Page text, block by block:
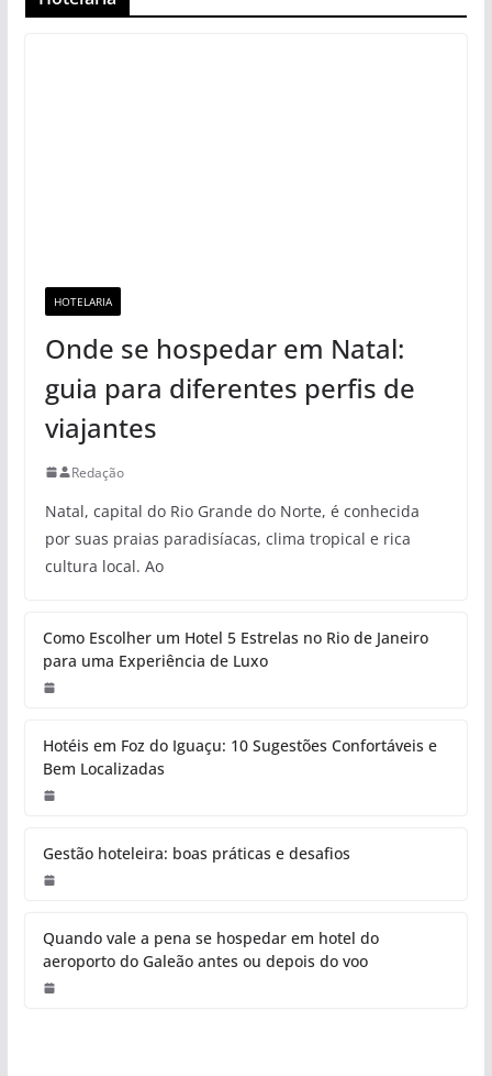
HOTELARIA
Onde se hospedar em Natal:
guia para diferentes perfis de
viajantes
Redação
Natal, capital do Rio Grande do Norte, é conhecida
por suas praias paradisíacas, clima tropical e rica
cultura local. Ao
Como Escolher um Hotel 5 Estrelas no Rio de Janeiro
para uma Experiência de Luxo
Hotéis em Foz do Iguaçu: 10 Sugestões Confortáveis e
Bem Localizadas
Gestão hoteleira: boas práticas e desafios
Quando vale a pena se hospedar em hotel do
aeroporto do Galeão antes ou depois do voo